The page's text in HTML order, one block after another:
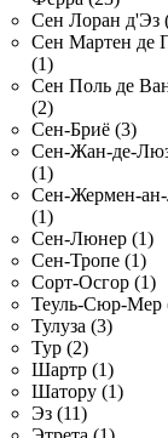
Сен Лоран д'Эз
Сен Мартен де
(1)
Сен Поль де
(2)
Сен-Бриё (3)
Сен-Жан-де-
(1)
Сен-Жермен-
(1)
Сен-Люнер (1)
Сен-Тропе (1)
Сорт-Осгор (1)
Теуль-Сюр-Мер
Тулуза (3)
Тур (2)
Шартр (1)
Шатору (1)
Эз (11)